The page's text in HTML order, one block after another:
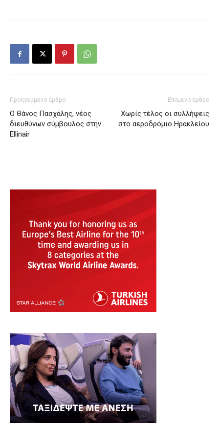
Προηγούμενο άρθρο
Ο Θάνος Πασχάλης, νέος
διευθύνων σύμβουλος στην
Ellinair
Επόμενο άρθρο
Χωρίς τέλος οι συλλήψεις
στο αεροδρόμιο Ηρακλείου